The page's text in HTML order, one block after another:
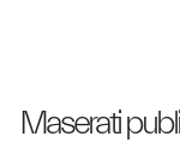
Maserati